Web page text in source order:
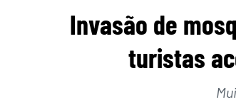
Invasão de
turistas